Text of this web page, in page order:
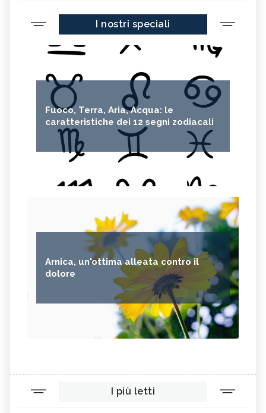
I nostri speciali
Fuoco, Terra, Aria, Acqua: le
caratteristiche dei 12 segni zodiacali
Arnica, un'ottima alleata contro il
dolore
I più letti